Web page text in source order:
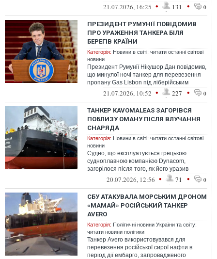
румунських берегів.
21.07.2026, 16:25 • 131 • 0
ПРЕЗИДЕНТ РУМУНІЇ ПОВІДОМИВ
ПРО УРАЖЕННЯ ТАНКЕРА БІЛЯ
БЕРЕГІВ КРАЇНИ
Категорія: Новини в світі: читати останні світові
новини
Президент Румунії Нікушор Дан повідомив,
що минулої ночі танкер для перевезення
пропану Gas Lisbon під ліберійським
прапором зазнав ураження приблизно...
21.07.2026, 10:52 • 227 • 0
ТАНКЕР KAVOMALEAS ЗАГОРІВСЯ
ПОБЛИЗУ ОМАНУ ПІСЛЯ ВЛУЧАННЯ
СНАРЯДА
Категорія: Новини в світі: читати останні світові
новини
Судно, що експлуатується грецькою
судноплавною компанією Dynacom,
загорілося після того, як його уразив
невідомий снаряд в Ормузькій протоці.
20.07.2026, 12:56 • 71 • 0
СБУ АТАКУВАЛА МОРСЬКИМ ДРОНОМ
«МАМАЙ» РОСІЙСЬКИЙ ТАНКЕР
AVERO
Категорія: Політичні новини України та світу:
читати новини політики
Танкер Avero використовувався для
перевезення російської сирої нафти в
період дії ембарго, запровадженого